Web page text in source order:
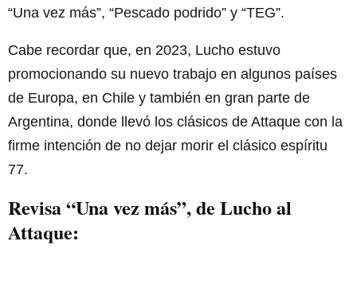
“Una vez más”, “Pescado podrido” y “TEG”.
Cabe recordar que, en 2023, Lucho estuvo
promocionando su nuevo trabajo en algunos países
de Europa, en Chile y también en gran parte de
Argentina, donde llevó los clásicos de Attaque con la
firme intención de no dejar morir el clásico espíritu
77.
Revisa “Una vez más”, de Lucho al
Attaque: